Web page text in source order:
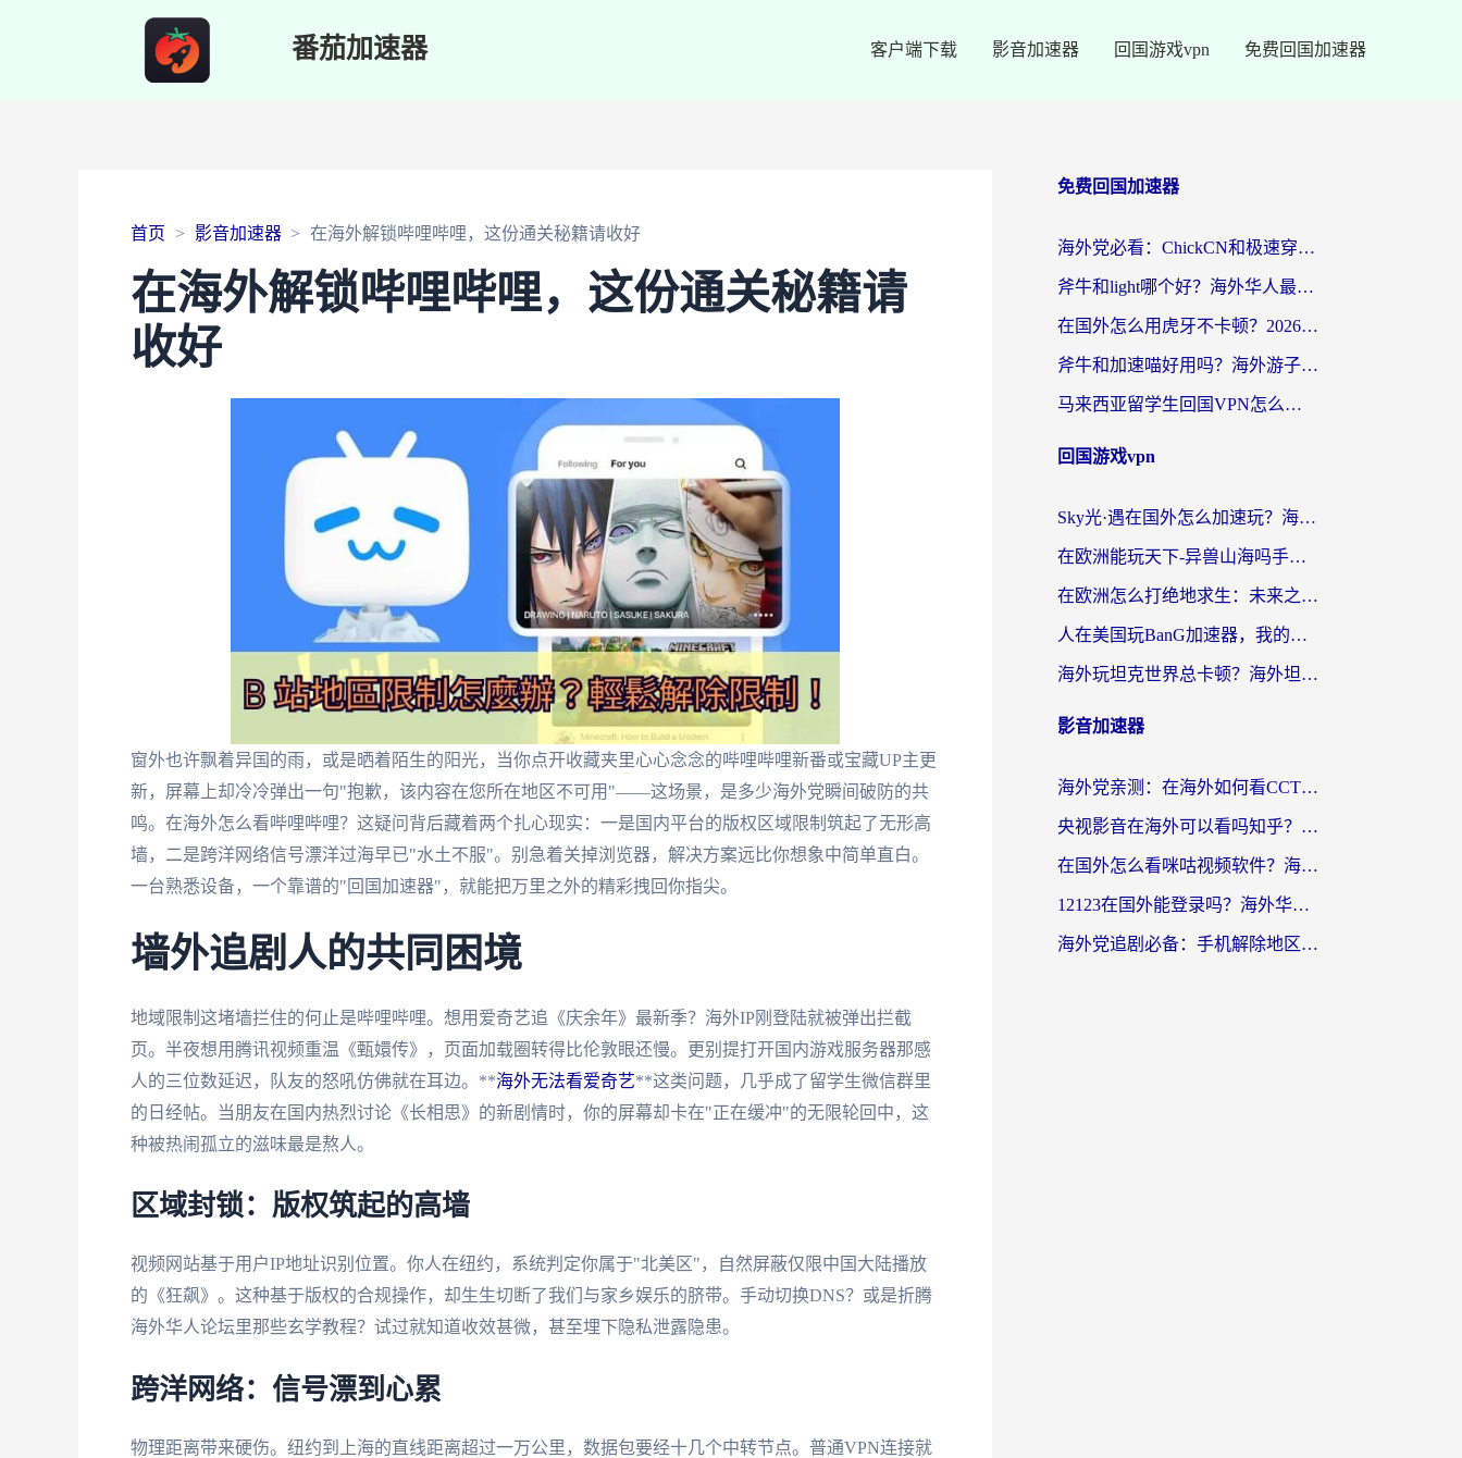
番茄加速器 客户端下载 影音加速器 回国游戏vpn 免费回国加速器
首页 影音加速器 在海外解锁哔哩哔哩，这份通关秘籍请收好
在海外解锁哔哩哔哩，这份通关秘籍请
收好
窗外也许飘着异国的雨，或是晒着陌生的阳光，当你点开收藏夹里心心念念的哔哩哔哩新番或宝藏UP主更
新，屏幕上却冷冷弹出一句"抱歉，该内容在您所在地区不可用"——这场景，是多少海外党瞬间破防的共
鸣。在海外怎么看哔哩哔哩？这疑问背后藏着两个扎心现实：一是国内平台的版权区域限制筑起了无形高
墙，二是跨洋网络信号漂洋过海早已"水土不服"。别急着关掉浏览器，解决方案远比你想象中简单直白。
一台熟悉设备，一个靠谱的"回国加速器"，就能把万里之外的精彩拽回你指尖。
墙外追剧人的共同困境
地域限制这堵墙拦住的何止是哔哩哔哩。想用爱奇艺追《庆余年》最新季？海外IP刚登陆就被弹出拦截
页。半夜想用腾讯视频重温《甄嬛传》，页面加载圈转得比伦敦眼还慢。更别提打开国内游戏服务器那感
人的三位数延迟，队友的怒吼仿佛就在耳边。**海外无法看爱奇艺**这类问题，几乎成了留学生微信群里
的日经帖。当朋友在国内热烈讨论《长相思》的新剧情时，你的屏幕却卡在"正在缓冲"的无限轮回中，这
种被热闹孤立的滋味最是熬人。
区域封锁：版权筑起的高墙
视频网站基于用户IP地址识别位置。你人在纽约，系统判定你属于"北美区"，自然屏蔽仅限中国大陆播放
的《狂飙》。这种基于版权的合规操作，却生生切断了我们与家乡娱乐的脐带。手动切换DNS？或是折腾
海外华人论坛里那些玄学教程？试过就知道收效甚微，甚至埋下隐私泄露隐患。
跨洋网络：信号漂到心累
物理距离带来硬伤。纽约到上海的直线距离超过一万公里，数据包要经十几个中转节点。普通VPN连接就
免费回国加速器
海外党必看：ChickCN和极速穿梭VPN好用吗？3招教你选对回国加速器无缝刷国内资源
斧牛和light哪个好？海外华人最关心的回国加速器选择难题，一篇讲透
在国外怎么用虎牙不卡顿？2026海外华人亲测有效的回国加速器选择指南
斧牛和加速喵好用吗？海外游子的真实选择困境
马来西亚留学生回国VPN怎么选？3个避坑点+1款实测好用的加速器推荐
回国游戏vpn
Sky光·遇在国外怎么加速玩？海外党亲测有效的国服游戏加速指南
在欧洲能玩天下-异兽山海吗手游？海外玩家的加速器生存指南
在欧洲怎么打绝地求生：未来之役不卡？留学生亲测的加速器避坑指南
人在美国玩BanG加速器，我的延迟终于绿了
海外玩坦克世界总卡顿？海外坦克世界加速器有哪些？实测好用的选择在这里
影音加速器
海外党亲测：在海外如何看CCTV？告别“仅限大陆播放”的实用指南
央视影音在海外可以看吗知乎？留学生亲测：3步解决地域限制+追剧自由
在国外怎么看咪咕视频软件？海外党亲测有效的回国加速方案
12123在国外能登录吗？海外华人必看的回国加速实用指南
海外党追剧必备：手机解除地区限制app怎么选？解决央视视频&国内剧地区限制全指南